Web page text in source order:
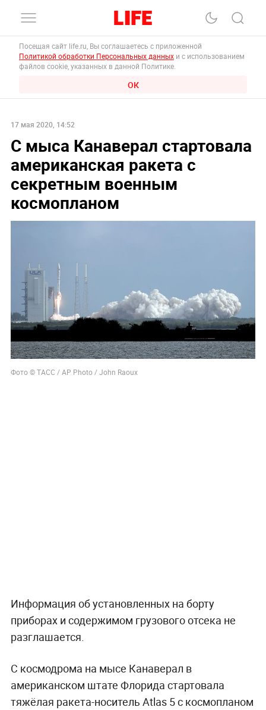
Посещая сайт life.ru, Вы соглашаетесь с приложенной
Политикой обработки Персональных данных и с использованием
файлов cookie, указанных в данной Политике.
ОК
17 мая 2020, 14:52
С мыса Канаверал стартовала
американская ракета с
секретным военным
космопланом
Фото © ТАСС / AP Photo / John Raoux
Информация об установленных на борту
приборах и содержимом грузового отсека не
разглашается.
С космодрома на мысе Канаверал в
американском штате Флорида стартовала
тяжёлая ракета-носитель Atlas 5 с космопланом